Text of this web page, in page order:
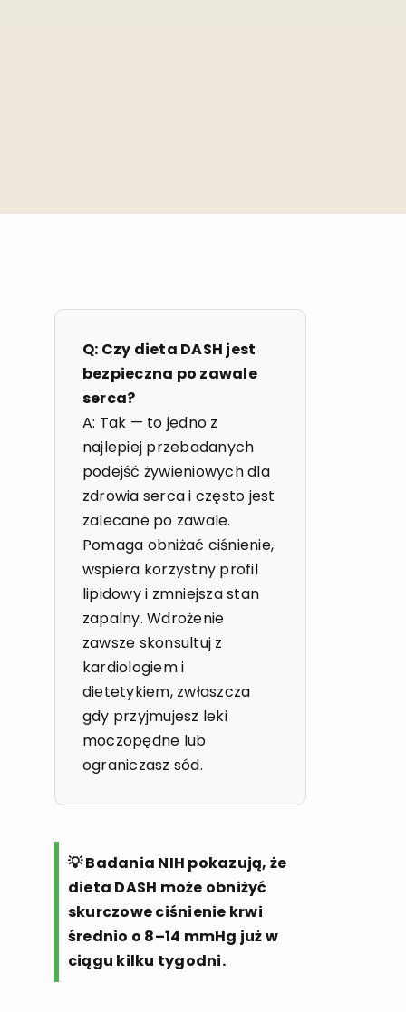
Q: Czy dieta DASH jest
bezpieczna po zawale
serca?
A: Tak — to jedno z
najlepiej przebadanych
podejść żywieniowych dla
zdrowia serca i często jest
zalecane po zawale.
Pomaga obniżać ciśnienie,
wspiera korzystny profil
lipidowy i zmniejsza stan
zapalny. Wdrożenie
zawsze skonsultuj z
kardiologiem i
dietetykiem, zwłaszcza
gdy przyjmujesz leki
moczopędne lub
ograniczasz sód.
💡 Badania NIH pokazują, że
dieta DASH może obniżyć
skurczowe ciśnienie krwi
średnio o 8–14 mmHg już w
ciągu kilku tygodni.